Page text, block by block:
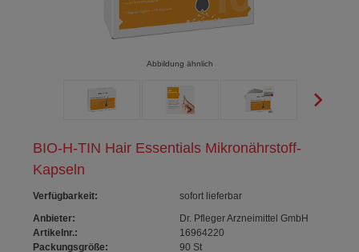
BIO-H-TIN Hair Essentials Mikronährstoff-
Kapseln
Verfügbarkeit:
sofort lieferbar
Anbieter:
Dr. Pfleger Arzneimittel GmbH
Artikelnr.:
16964220
Packungsgröße:
90 St
Abbildung ähnlich